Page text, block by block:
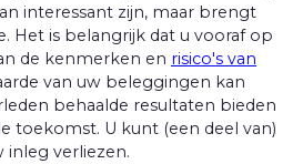
interessant zijn, maar brengt
Het is belangrijk dat u vooraf op
de kenmerken en risico's van
van uw beleggingen kan
behaalde resultaten bieden
toekomst. U kunt (een deel van)
inleg verliezen.